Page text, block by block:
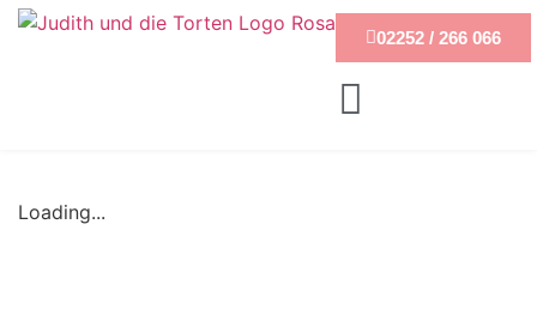
02252 / 266 066
Loading...